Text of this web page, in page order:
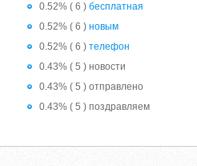
0.52% ( 6 ) бесплатная
0.52% ( 6 ) новым
0.52% ( 6 ) телефон
0.43% ( 5 ) новости
0.43% ( 5 ) отправлено
0.43% ( 5 ) поздравляем